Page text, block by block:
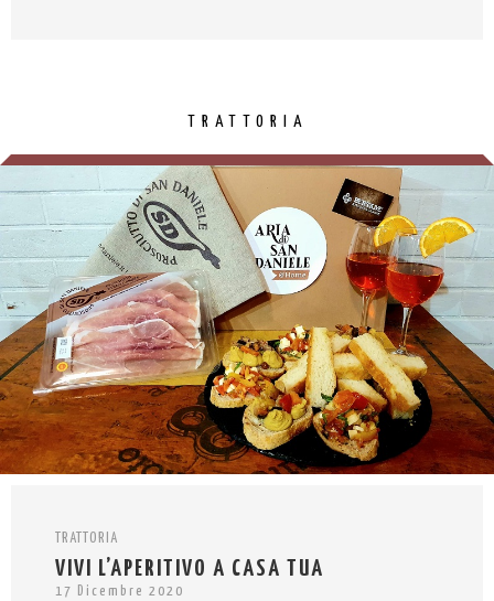
TRATTORIA
TRATTORIA
VIVI L’APERITIVO A CASA TUA
17 Dicembre 2020